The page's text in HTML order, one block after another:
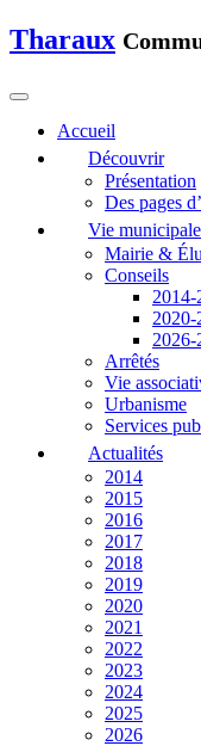
Tharaux
Accueil
Découvrir
Présentation
Des pages
Vie municipale
Mairie &
Conseils
2014-
2020-
2026-
Arrêtés
Vie
Urbanisme
Services
Actualités
2014
2015
2016
2017
2018
2019
2020
2021
2022
2023
2024
2025
2026